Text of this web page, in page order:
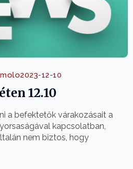
2023-12-10
12.10
a befektetők várakozásait a
kapcsolatban,
nem biztos, hogy